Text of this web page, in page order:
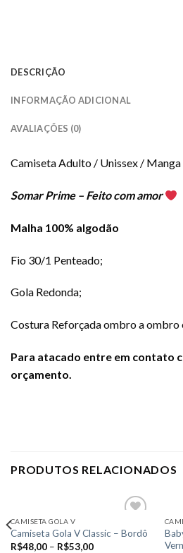
DESCRIÇÃO
INFORMAÇÃO ADICIONAL
AVALIAÇÕES (0)
Camiseta Adulto / Unissex /
Somar Prime – Feito com amor
Malha 100% algodão
Fio 30/1 Penteado;
Gola Redonda;
Costura Reforçada ombro a ombro
Para atacado entre em contato
orçamento.
PRODUTOS RELACIONADOS
CAMISETA GOLA V
Camiseta Gola V Classic – Bordô
R$48,00– R$53,00